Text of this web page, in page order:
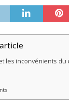
les inconvénients du